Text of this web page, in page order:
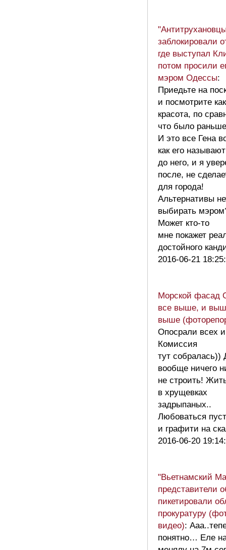
заблокировали
где выступал
потом просили
мэром Одессы:
Приедьте на
и посмотрите
красота, по
что было
И это все Гена
как его
до него, и я
после, не
для города!
Альтернативы
выбирать
Может кто-то
мне покажет
достойного
2016-06-21
Морской фасад
все выше, и
выше
Опосрали всех
Комиссия
тут собралась))
вообще ничего
не строить!
в хрущевках
задрыпаных..
Любоваться
и графити на
2016-06-20
"Вьетнамский
представители
пикетировали
прокуратуру
видео):
понятно… Еле